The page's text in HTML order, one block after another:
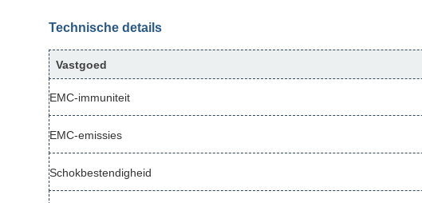
Technische details
Vastgoed
EMC-immuniteit
EMC-emissies
Schokbestendigheid